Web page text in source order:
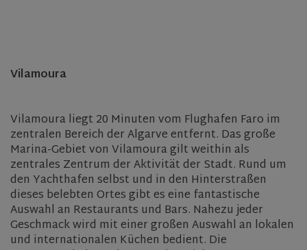
Vilamoura
Vilamoura liegt 20 Minuten vom Flughafen Faro im
zentralen Bereich der Algarve entfernt. Das große
Marina-Gebiet von Vilamoura gilt weithin als
zentrales Zentrum der Aktivität der Stadt. Rund um
den Yachthafen selbst und in den Hinterstraßen
dieses belebten Ortes gibt es eine fantastische
Auswahl an Restaurants und Bars. Nahezu jeder
Geschmack wird mit einer großen Auswahl an lokalen
und internationalen Küchen bedient. Die